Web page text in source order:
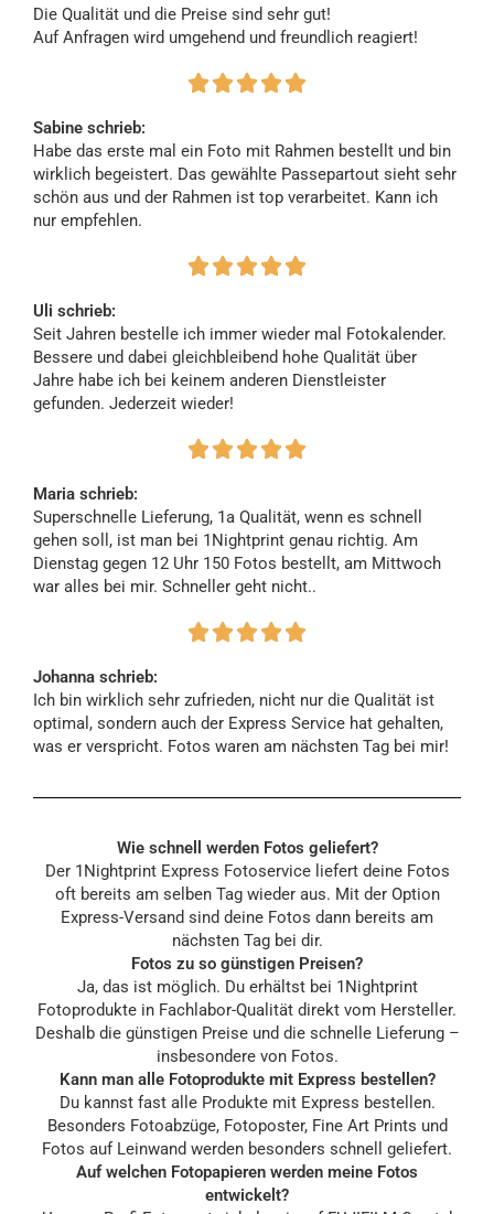
Die Qualität und die Preise sind sehr gut!
Auf Anfragen wird umgehend und freundlich reagiert!
    
Sabine schrieb:
Habe das erste mal ein Foto mit Rahmen bestellt und bin
wirklich begeistert. Das gewählte Passepartout sieht sehr
schön aus und der Rahmen ist top verarbeitet. Kann ich
nur empfehlen.
    
Uli schrieb:
Seit Jahren bestelle ich immer wieder mal Fotokalender.
Bessere und dabei gleichbleibend hohe Qualität über
Jahre habe ich bei keinem anderen Dienstleister
gefunden. Jederzeit wieder!
    
Maria schrieb:
Superschnelle Lieferung, 1a Qualität, wenn es schnell
gehen soll, ist man bei 1Nightprint genau richtig. Am
Dienstag gegen 12 Uhr 150 Fotos bestellt, am Mittwoch
war alles bei mir. Schneller geht nicht..
    
Johanna schrieb:
Ich bin wirklich sehr zufrieden, nicht nur die Qualität ist
optimal, sondern auch der Express Service hat gehalten,
was er verspricht. Fotos waren am nächsten Tag bei mir!
Wie schnell werden Fotos geliefert?
Der 1Nightprint Express Fotoservice liefert deine Fotos
oft bereits am selben Tag wieder aus. Mit der Option
Express-Versand sind deine Fotos dann bereits am
nächsten Tag bei dir.
Fotos zu so günstigen Preisen?
Ja, das ist möglich. Du erhältst bei 1Nightprint
Fotoprodukte in Fachlabor-Qualität direkt vom Hersteller.
Deshalb die günstigen Preise und die schnelle Lieferung –
insbesondere von Fotos.
Kann man alle Fotoprodukte mit Express bestellen?
Du kannst fast alle Produkte mit Express bestellen.
Besonders Fotoabzüge, Fotoposter, Fine Art Prints und
Fotos auf Leinwand werden besonders schnell geliefert.
Auf welchen Fotopapieren werden meine Fotos
entwickelt?